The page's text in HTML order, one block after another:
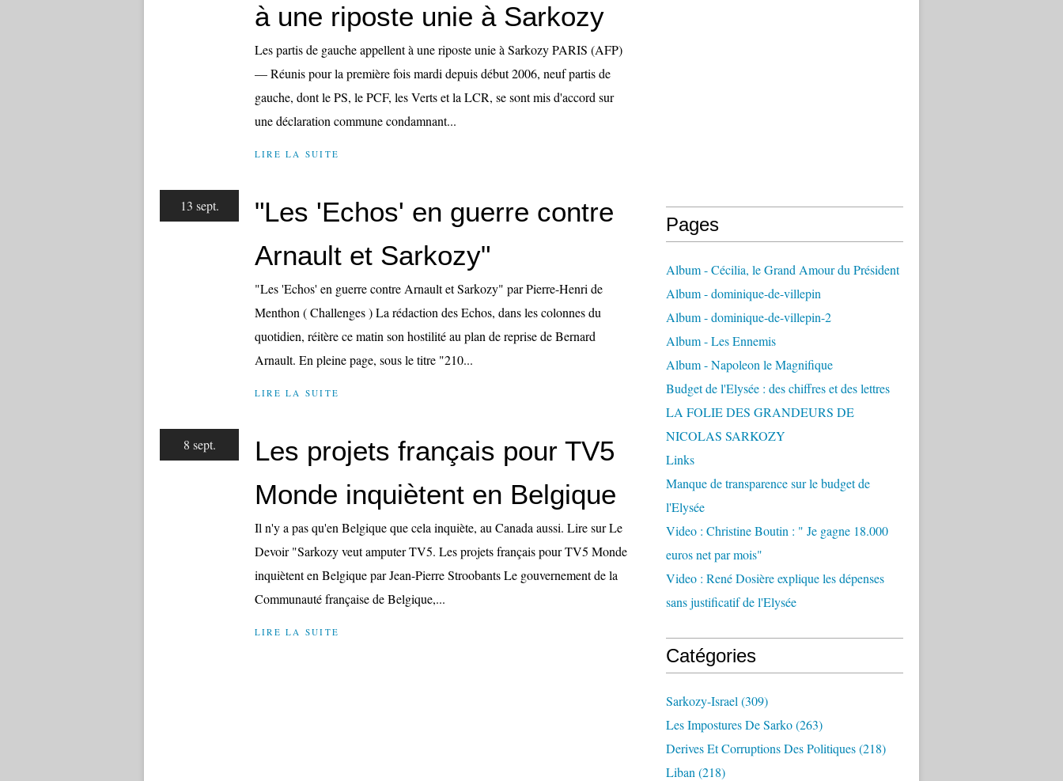
à une riposte unie à Sarkozy
Les partis de gauche appellent à une riposte unie à Sarkozy PARIS (AFP)
— Réunis pour la première fois mardi depuis début 2006, neuf partis de
gauche, dont le PS, le PCF, les Verts et la LCR, se sont mis d'accord sur
une déclaration commune condamnant...
LIRE LA SUITE
13 sept.
"Les 'Echos' en guerre contre
Arnault et Sarkozy"
"Les 'Echos' en guerre contre Arnault et Sarkozy" par Pierre-Henri de
Menthon ( Challenges ) La rédaction des Echos, dans les colonnes du
quotidien, réitère ce matin son hostilité au plan de reprise de Bernard
Arnault. En pleine page, sous le titre "210...
LIRE LA SUITE
8 sept.
Les projets français pour TV5
Monde inquiètent en Belgique
Il n'y a pas qu'en Belgique que cela inquiète, au Canada aussi. Lire sur Le
Devoir "Sarkozy veut amputer TV5. Les projets français pour TV5 Monde
inquiètent en Belgique par Jean-Pierre Stroobants Le gouvernement de la
Communauté française de Belgique,...
LIRE LA SUITE
Pages
Album - Cécilia, le Grand Amour du Président
Album - dominique-de-villepin
Album - dominique-de-villepin-2
Album - Les Ennemis
Album - Napoleon le Magnifique
Budget de l'Elysée : des chiffres et des lettres
LA FOLIE DES GRANDEURS DE
NICOLAS SARKOZY
Links
Manque de transparence sur le budget de
l'Elysée
Video : Christine Boutin : " Je gagne 18.000
euros net par mois"
Video : René Dosière explique les dépenses
sans justificatif de l'Elysée
Catégories
Sarkozy-Israel (309)
Les Impostures De Sarko(263)
Derives Et Corruptions Des Politiques(218)
Liban (218)